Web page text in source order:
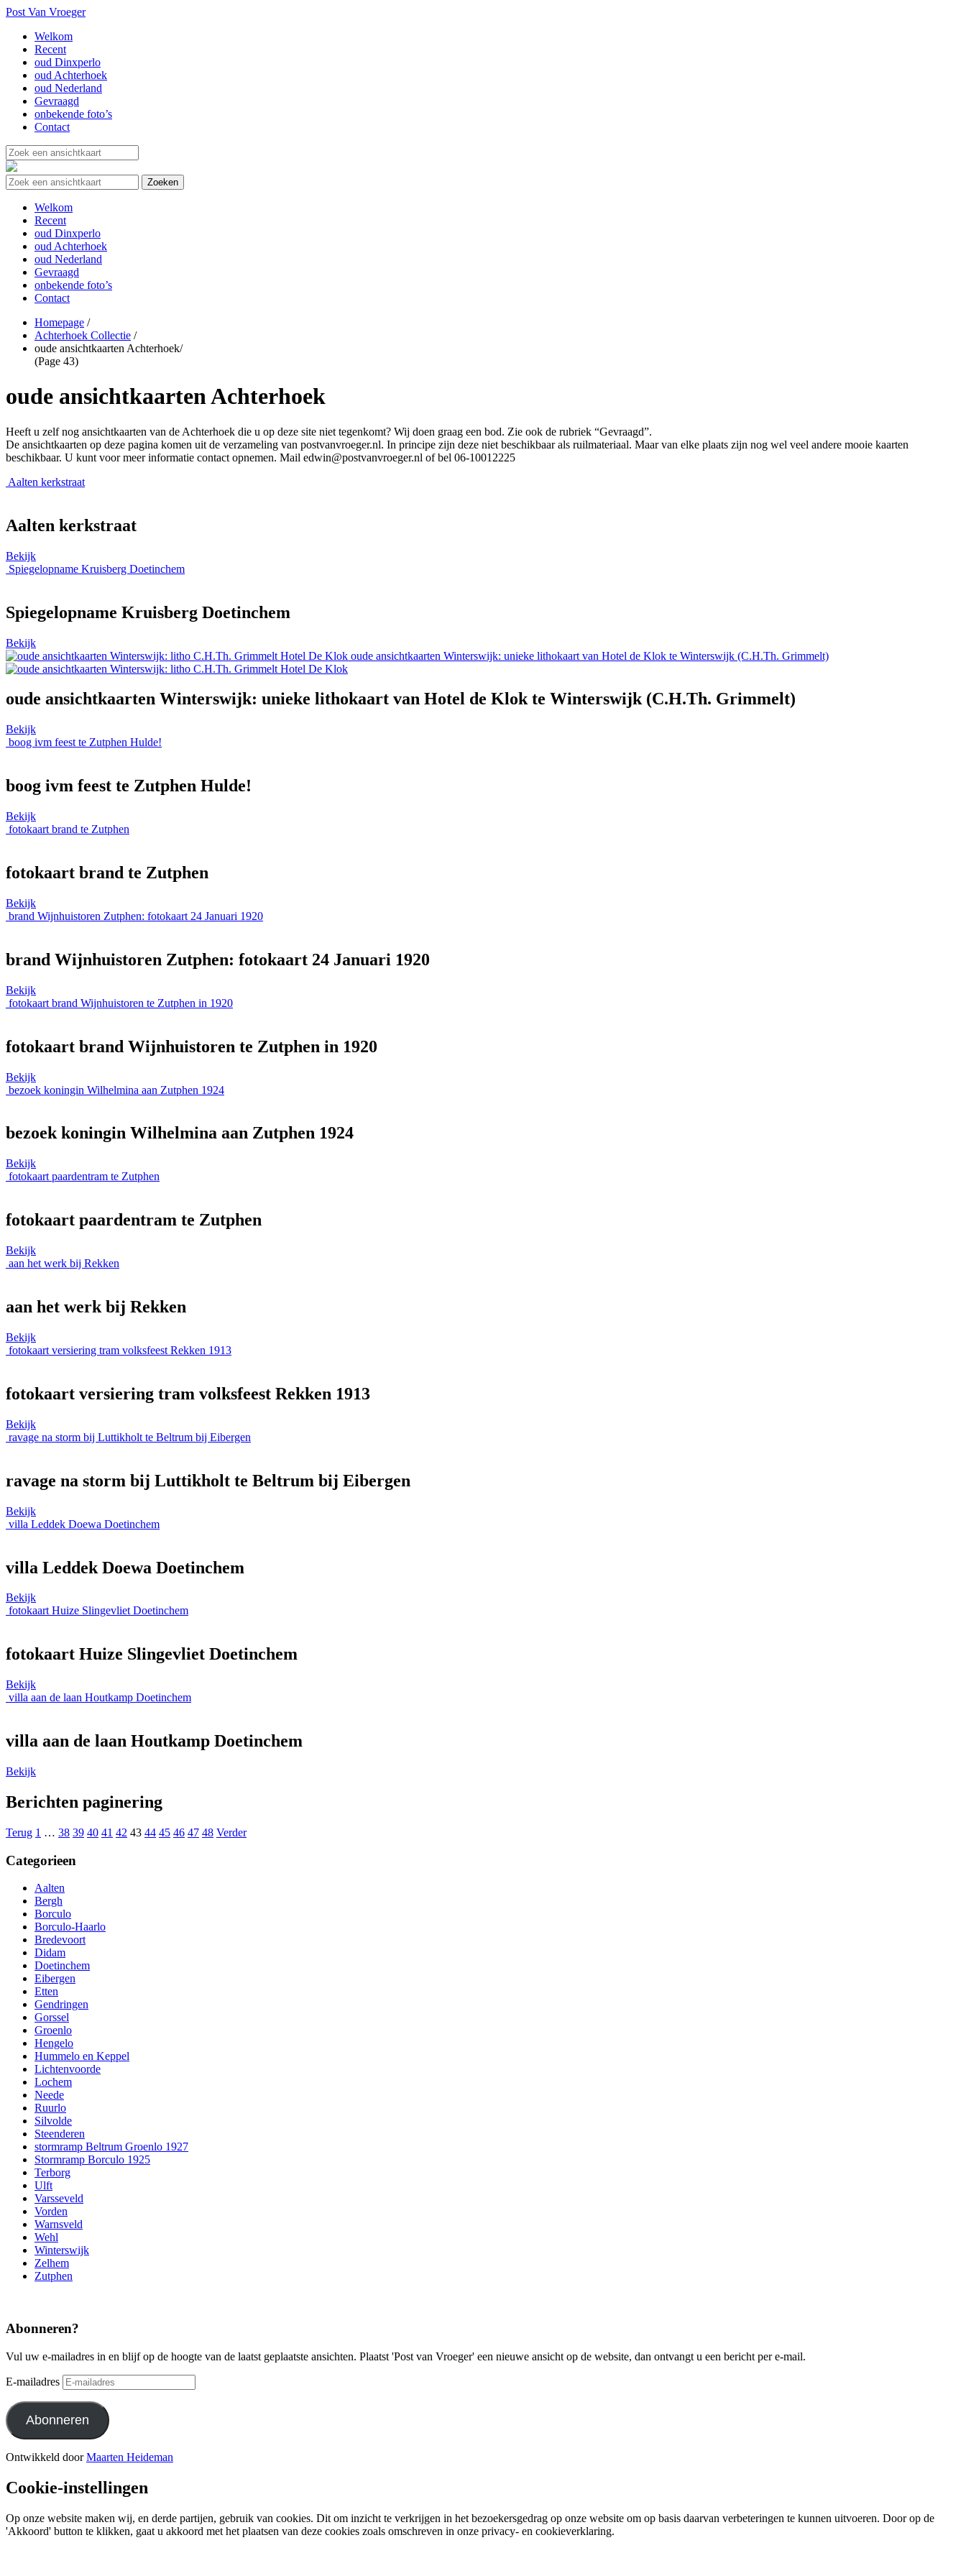
Post Van Vroeger
Welkom
Recent
oud Dinxperlo
oud Achterhoek
oud Nederland
Gevraagd
onbekende foto’s
Contact
Welkom
Recent
oud Dinxperlo
oud Achterhoek
oud Nederland
Gevraagd
onbekende foto’s
Contact
Homepage /
Achterhoek Collectie /
oude ansichtkaarten Achterhoek/
(Page 43)
oude ansichtkaarten Achterhoek
Heeft u zelf nog ansichtkaarten van de Achterhoek die u op deze site niet tegenkomt? Wij doen graag een bod. Zie ook de rubriek “Gevraagd”.
De ansichtkaarten op deze pagina komen uit de verzameling van postvanvroeger.nl. In principe zijn deze niet beschikbaar als ruilmateriaal. Maar van elke plaats zijn nog wel veel andere mooie kaarten
beschikbaar. U kunt voor meer informatie contact opnemen. Mail edwin@postvanvroeger.nl of bel 06-10012225
Aalten kerkstraat
Aalten kerkstraat
Bekijk
Spiegelopname Kruisberg Doetinchem
Spiegelopname Kruisberg Doetinchem
Bekijk
oude ansichtkaarten Winterswijk: unieke lithokaart van Hotel de Klok te Winterswijk (C.H.Th. Grimmelt)
oude ansichtkaarten Winterswijk: unieke lithokaart van Hotel de Klok te Winterswijk (C.H.Th. Grimmelt)
Bekijk
boog ivm feest te Zutphen Hulde!
boog ivm feest te Zutphen Hulde!
Bekijk
fotokaart brand te Zutphen
fotokaart brand te Zutphen
Bekijk
brand Wijnhuistoren Zutphen: fotokaart 24 Januari 1920
brand Wijnhuistoren Zutphen: fotokaart 24 Januari 1920
Bekijk
fotokaart brand Wijnhuistoren te Zutphen in 1920
fotokaart brand Wijnhuistoren te Zutphen in 1920
Bekijk
bezoek koningin Wilhelmina aan Zutphen 1924
bezoek koningin Wilhelmina aan Zutphen 1924
Bekijk
fotokaart paardentram te Zutphen
fotokaart paardentram te Zutphen
Bekijk
aan het werk bij Rekken
aan het werk bij Rekken
Bekijk
fotokaart versiering tram volksfeest Rekken 1913
fotokaart versiering tram volksfeest Rekken 1913
Bekijk
ravage na storm bij Luttikholt te Beltrum bij Eibergen
ravage na storm bij Luttikholt te Beltrum bij Eibergen
Bekijk
villa Leddek Doewa Doetinchem
villa Leddek Doewa Doetinchem
Bekijk
fotokaart Huize Slingevliet Doetinchem
fotokaart Huize Slingevliet Doetinchem
Bekijk
villa aan de laan Houtkamp Doetinchem
villa aan de laan Houtkamp Doetinchem
Bekijk
Berichten paginering
Terug 1 … 38 39 40 41 42 43 44 45 46 47 48 Verder
Categorieen
Aalten
Bergh
Borculo
Borculo-Haarlo
Bredevoort
Didam
Doetinchem
Eibergen
Etten
Gendringen
Gorssel
Groenlo
Hengelo
Hummelo en Keppel
Lichtenvoorde
Lochem
Neede
Ruurlo
Silvolde
Steenderen
stormramp Beltrum Groenlo 1927
Stormramp Borculo 1925
Terborg
Ulft
Varsseveld
Vorden
Warnsveld
Wehl
Winterswijk
Zelhem
Zutphen
Abonneren?
Vul uw e-mailadres in en blijf op de hoogte van de laatst geplaatste ansichten. Plaatst 'Post van Vroeger' een nieuwe ansicht op de website, dan ontvangt u een bericht per e-mail.
E-mailadres
Abonneren
Ontwikkeld doorMaarten Heideman
Cookie-instellingen
Op onze website maken wij, en derde partijen, gebruik van cookies. Dit om inzicht te verkrijgen in het bezoekersgedrag op onze website om op basis daarvan verbeteringen te kunnen uitvoeren. Door op de
'Akkoord' button te klikken, gaat u akkoord met het plaatsen van deze cookies zoals omschreven in onze privacy- en cookieverklaring.